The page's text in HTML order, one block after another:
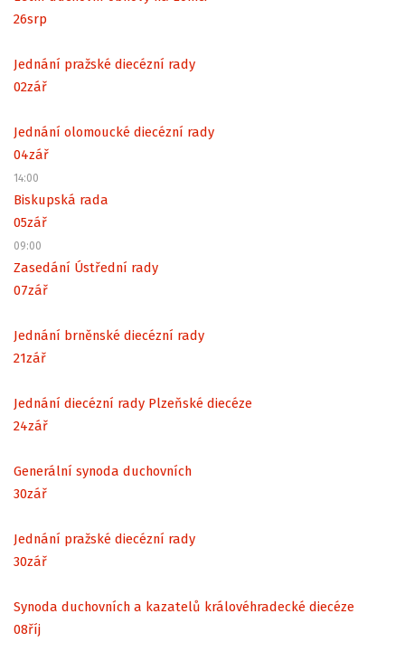
26srp
Jednání pražské diecézní rady
02zář
Jednání olomoucké diecézní rady
04zář
14:00
Biskupská rada
05zář
09:00
Zasedání Ústřední rady
07zář
Jednání brněnské diecézní rady
21zář
Jednání diecézní rady Plzeňské diecéze
24zář
Generální synoda duchovních
30zář
Jednání pražské diecézní rady
30zář
Synoda duchovních a kazatelů královéhradecké diecéze
08říj